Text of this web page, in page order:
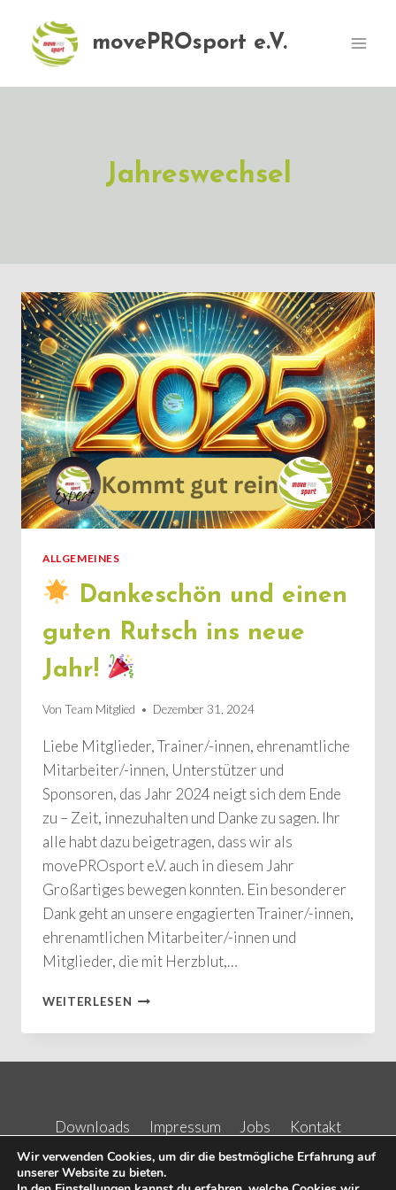
Inhalt
springen
movePROsport e.V.
Jahreswechsel
ALLGEMEINES
Dankeschön und einen
guten Rutsch ins neue
Jahr!
Von Team Mitglied Dezember 31, 2024
Liebe Mitglieder, Trainer/-innen, ehrenamtliche
Mitarbeiter/-innen, Unterstützer und
Sponsoren, das Jahr 2024 neigt sich dem Ende
zu – Zeit, innezuhalten und Danke zu sagen. Ihr
alle habt dazu beigetragen, dass wir als
movePROsport e.V. auch in diesem Jahr
Großartiges bewegen konnten. Ein besonderer
Dank geht an unsere engagierten Trainer/-innen,
ehrenamtlichen Mitarbeiter/-innen und
Mitglieder, die mit Herzblut,…
WEITERLESEN
UND
NEUE
Downloads Impressum Jobs
Kontakt
Kurse
Wir verwenden Cookies, um dir die bestmögliche Erfahrung auf
unserer Website zu bieten.